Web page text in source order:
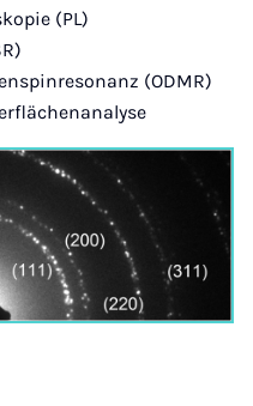
(PL)
(ODMR)